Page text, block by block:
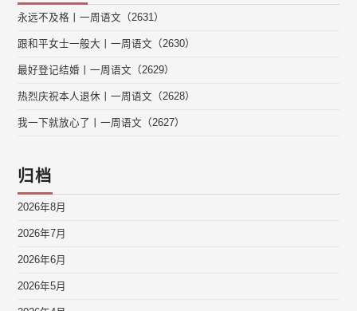
永远不及格丨一周语文（2631）
跟和平女士一般大丨一周语文（2630）
最好登记结婚丨一周语文（2629）
热烈庆祝本人退休丨一周语文（2628）
我一下就放心了丨一周语文（2627）
归档
2026年8月
2026年7月
2026年6月
2026年5月